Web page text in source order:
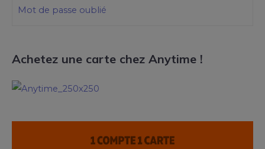
Mot de passe oublié
Achetez une carte chez Anytime !